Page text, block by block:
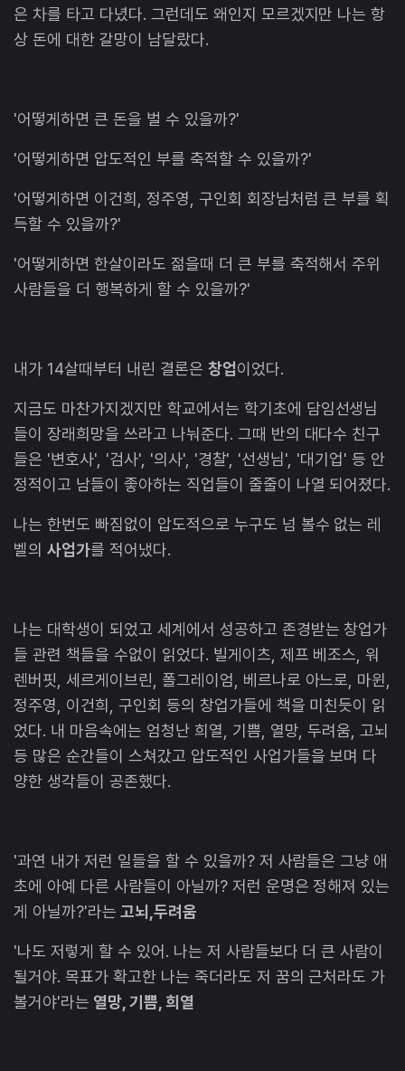
은 차를 타고 다녔다. 그런데도 왜인지 모르겠지만 나는 항
상 돈에 대한 갈망이 남달랐다.
'어떻게하면 큰 돈을 벌 수 있을까?'
'어떻게하면 압도적인 부를 축적할 수 있을까?'
'어떻게하면 이건희, 정주영, 구인회 회장님처럼 큰 부를 획
득할 수 있을까?'
'어떻게하면 한살이라도 젊을때 더 큰 부를 축적해서 주위
사람들을 더 행복하게 할 수 있을까?'
내가 14살때부터 내린 결론은 창업이었다.
지금도 마찬가지겠지만 학교에서는 학기초에 담임선생님
들이 장래희망을 쓰라고 나눠준다. 그때 반의 대다수 친구
들은 '변호사', '검사', '의사', '경찰', '선생님', '대기업' 등 안
정적이고 남들이 좋아하는 직업들이 줄줄이 나열 되어졌다.
나는 한번도 빠짐없이 압도적으로 누구도 넘 볼수 없는 레
벨의 사업가를 적어냈다.
나는 대학생이 되었고 세계에서 성공하고 존경받는 창업가
들 관련 책들을 수없이 읽었다. 빌게이츠, 제프 베조스, 워
렌버핏, 세르게이브린, 폴그레이엄, 베르나로 아느로, 마윈,
정주영, 이건희, 구인회 등의 창업가들에 책을 미친듯이 읽
었다. 내 마음속에는 엄청난 희열, 기쁨, 열망, 두려움, 고뇌
등 많은 순간들이 스쳐갔고 압도적인 사업가들을 보며 다
양한 생각들이 공존했다.
'과연 내가 저런 일들을 할 수 있을까? 저 사람들은 그냥 애
초에 아예 다른 사람들이 아닐까? 저런 운명은 정해져 있는
게 아닐까?'라는 고뇌,두려움
'나도 저렇게 할 수 있어. 나는 저 사람들보다 더 큰 사람이
될거야. 목표가 확고한 나는 죽더라도 저 꿈의 근처라도 가
볼거야'라는 열망, 기쁨, 희열